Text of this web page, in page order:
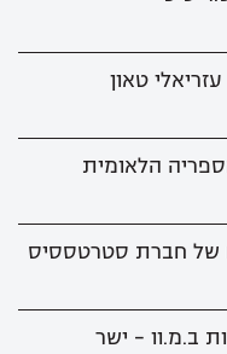
טאון
הלאומית
של חברת סטרטססיס
ב.מ.וו - ישר